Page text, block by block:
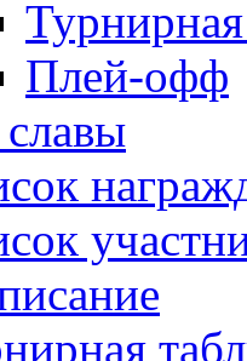
Плей-офф